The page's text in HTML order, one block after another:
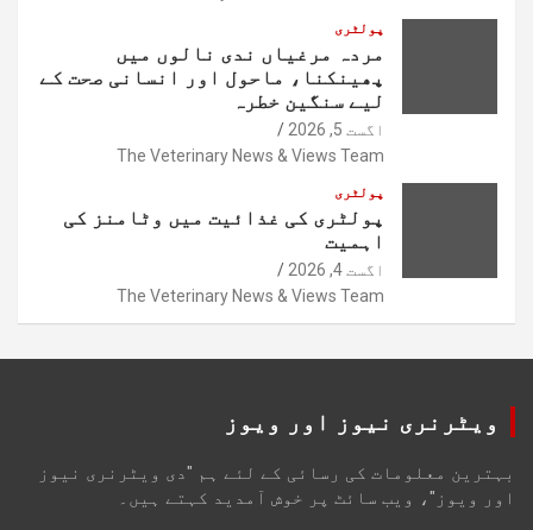
پولٹری
مردہ مرغیاں ندی نالوں میں
پھینکنا، ماحول اور انسانی صحت کے
لیے سنگین خطرہ
اگست 5, 2026
The Veterinary News & Views Team
پولٹری
پولٹری کی غذائیت میں وٹامنز کی
اہمیت
اگست 4, 2026
The Veterinary News & Views Team
ویٹرنری نیوز اور ویوز
بہترین معلومات کی رسائی کے لئے ہم "دی ویٹرنری نیوز
اور ویوز"، ویب سائٹ پر خوش آمدید کہتے ہیں۔